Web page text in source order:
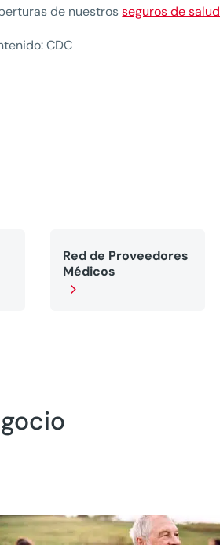
de nuestrosseguros de salud
CDC
Red de Proveedores
Médicos
5